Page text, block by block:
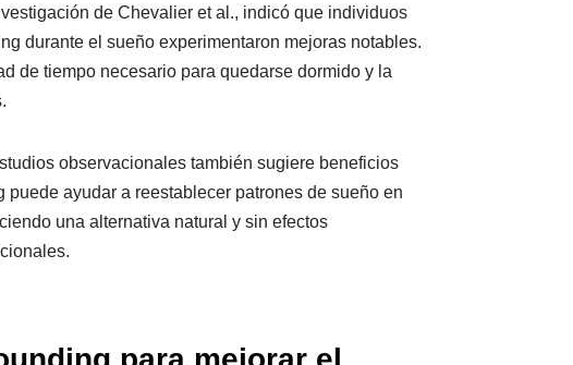
de Chevalier et al., indicó que individuos
durante el sueño experimentaron mejoras notables.
de tiempo necesario para quedarse dormido y la
observacionales también sugiere beneficios
ayudar a reestablecer patrones de sueño en
una alternativa natural y sin efectos